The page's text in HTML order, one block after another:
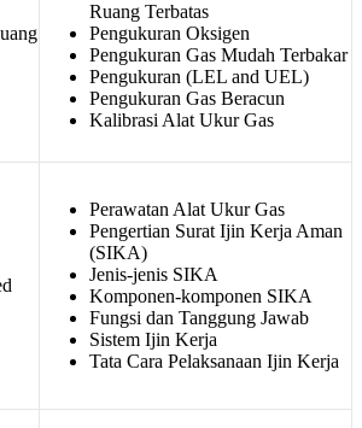
Ruang Terbatas
Pengukuran Oksigen
Pengukuran Gas Mudah Terbakar
Pengukuran (LEL and UEL)
Pengukuran Gas Beracun
Kalibrasi Alat Ukur Gas
Perawatan Alat Ukur Gas
Pengertian Surat Ijin Kerja Aman
(SIKA)
Jenis-jenis SIKA
Komponen-komponen SIKA
Fungsi dan Tanggung Jawab
Sistem Ijin Kerja
Tata Cara Pelaksanaan Ijin Kerja